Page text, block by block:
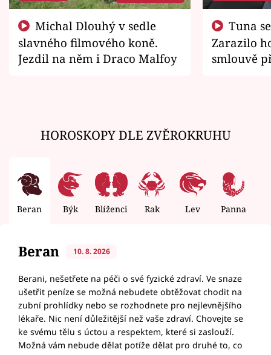
slavného filmového koně.
Jezdil na něm i Draco Malfoy
Zarazilo
smlouvě
HOROSKOPY DLE ZVĚROKRUHU
Beran Býk Blíženci Rak Lev Panna
Beran 10. 8. 2026
Berani, nešetřete na péči o své fyzické zdraví. Ve snaze
ušetřit peníze se možná nebudete obtěžovat chodit na
zubní prohlídky nebo se rozhodnete pro nejlevnějšího
lékaře. Nic není důležitější než vaše zdraví. Chovejte se
ke svému tělu s úctou a respektem, které si zaslouží.
Možná vám nebude dělat potíže dělat pro druhé to, co